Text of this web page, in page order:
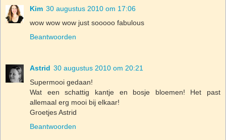
Kim 30 augustus 2010 om 17:06
wow wow wow just sooooo fabulous
Beantwoorden
Astrid 30 augustus 2010 om 20:21
Supermooi gedaan!
Wat een schattig kantje en bosje bloemen! Het past
allemaal erg mooi bij elkaar!
Groetjes Astrid
Beantwoorden